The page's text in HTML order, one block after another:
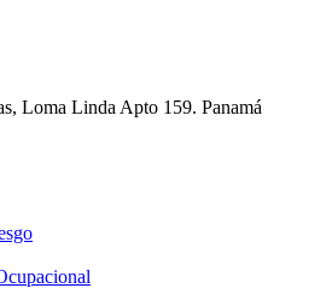
Loma Linda Apto 159. Panamá